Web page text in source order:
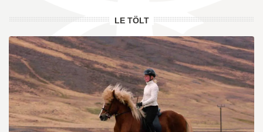
LE TÖLT